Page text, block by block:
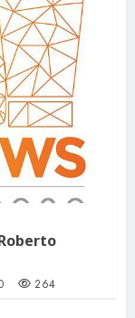
264